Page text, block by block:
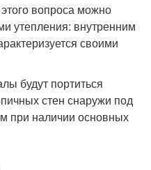
вопроса можно
утепления: внутренним
своими
будут портиться
стен снаружи под
при наличии основных